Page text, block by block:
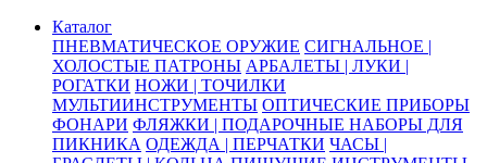
Каталог
ПНЕВМАТИЧЕСКОЕ ОРУЖИЕ СИГНАЛЬНОЕ |
ХОЛОСТЫЕ ПАТРОНЫ АРБАЛЕТЫ | ЛУКИ |
РОГАТКИ НОЖИ | ТОЧИЛКИ
МУЛЬТИИНСТРУМЕНТЫ ОПТИЧЕСКИЕ ПРИБОРЫ
ФОНАРИ ФЛЯЖКИ | ПОДАРОЧНЫЕ НАБОРЫ ДЛЯ
ПИКНИКА ОДЕЖДА | ПЕРЧАТКИ ЧАСЫ |